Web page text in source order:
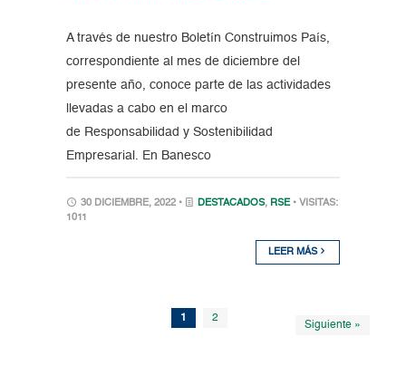
A través de nuestro Boletín Construimos País,
correspondiente al mes de diciembre del
presente año, conoce parte de las actividades
llevadas a cabo en el marco
de Responsabilidad y Sostenibilidad
Empresarial. En Banesco
30 DICIEMBRE, 2022 • DESTACADOS, RSE • VISITAS:
1011
LEER MÁS
1 2
Siguiente »